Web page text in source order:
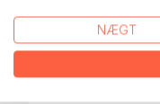
Det er
gave
NÆGT